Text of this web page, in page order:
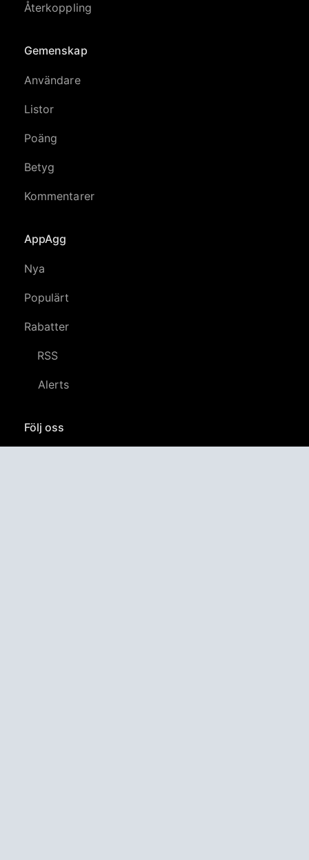
Återkoppling
Gemenskap
Användare
Listor
Poäng
Betyg
Kommentarer
AppAgg
Nya
Populärt
Rabatter
RSS
Alerts
Följ oss